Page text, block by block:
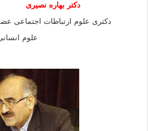
دکتر بهاره نصیری
دکتری علوم ارتباطات اجتماعی
علوم